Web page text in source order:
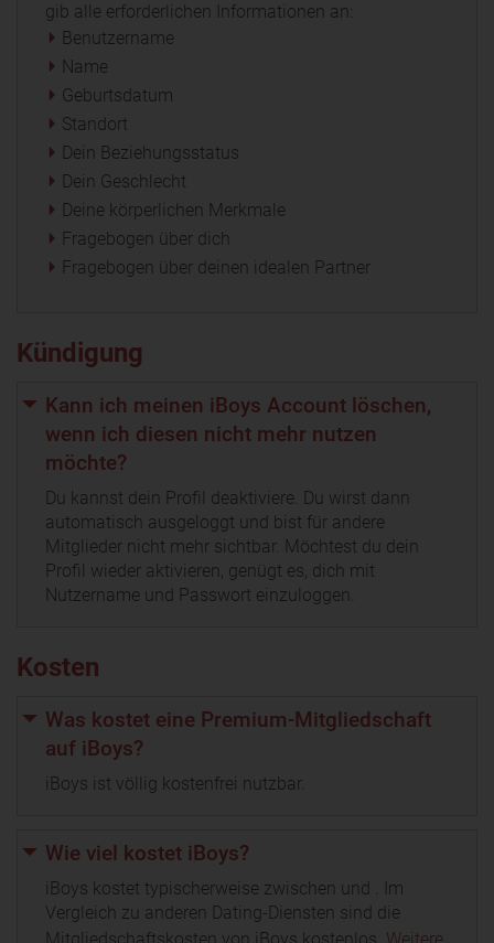
gib alle erforderlichen Informationen an:
Benutzername
Name
Geburtsdatum
Standort
Dein Beziehungsstatus
Dein Geschlecht
Deine körperlichen Merkmale
Fragebogen über dich
Fragebogen über deinen idealen Partner
Kündigung
Kann ich meinen iBoys Account löschen,
wenn ich diesen nicht mehr nutzen
möchte?
Du kannst dein Profil deaktiviere. Du wirst dann
automatisch ausgeloggt und bist für andere
Mitglieder nicht mehr sichtbar. Möchtest du dein
Profil wieder aktivieren, genügt es, dich mit
Nutzername und Passwort einzuloggen.
Kosten
Was kostet eine Premium-Mitgliedschaft
auf iBoys?
iBoys ist völlig kostenfrei nutzbar.
Wie viel kostet iBoys?
iBoys kostet typischerweise zwischen und . Im
Vergleich zu anderen Dating-Diensten sind die